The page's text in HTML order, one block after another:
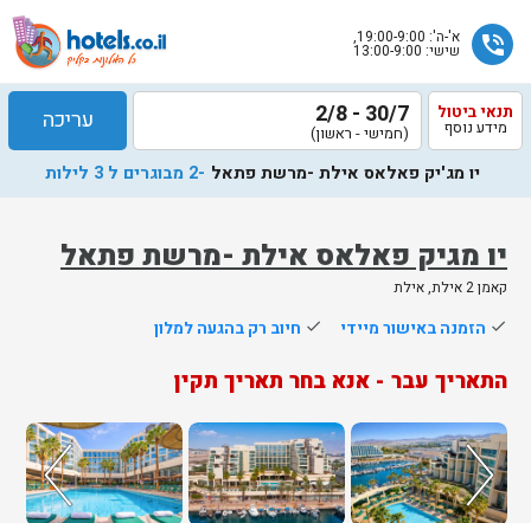
phone_in_talk א'-ה': 19:00-9:00,
שישי: 13:00-9:00
יו מגיק פאלאס אילת -מרשת פתאל
קאמן 2‎ אילת, אילת
תנאי ביטול
מידע נוסף 30/7 - 2/8
(חמישי - ראשון) עריכה
יו מג'יק פאלאס אילת -מרשת פתאל -2 מבוגרים ל 3 לילות
done הזמנה באישור מיידי done חיוב רק בהגעה למלון
התאריך עבר - אנא בחר תאריך תקין
שלח
הוטלס
אליך
בשעות
הפעילות